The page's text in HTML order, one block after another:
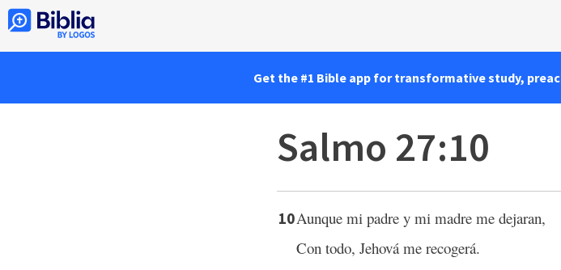
Get the #1 Bible app for transformative study,
Salmo 27:10
10Aunque mi padre y mi madre me dejaran,
Con todo, Jehová me recogerá.